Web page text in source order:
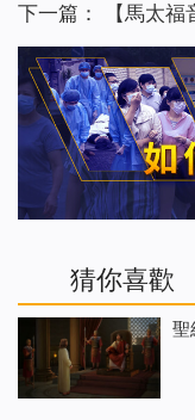
下一篇：
【馬太
猜你喜歡
聖